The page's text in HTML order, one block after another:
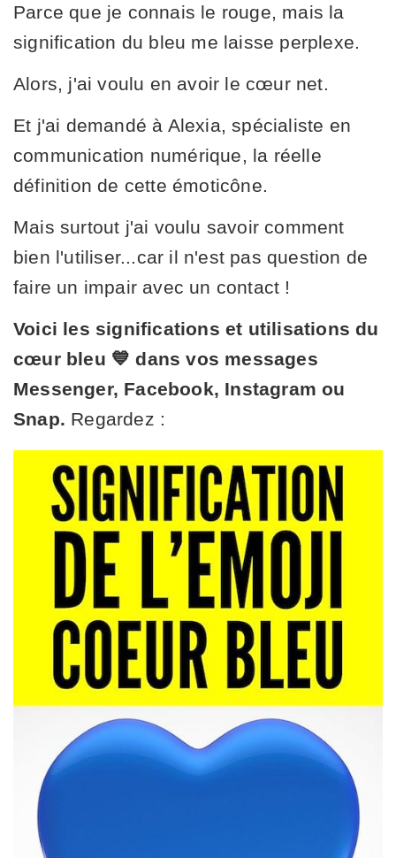
Parce que je connais le rouge, mais la
signification du bleu me laisse perplexe.
Alors, j'ai voulu en avoir le cœur net.
Et j'ai demandé à Alexia, spécialiste en
communication numérique, la réelle
définition de cette émoticône.
Mais surtout j'ai voulu savoir comment
bien l'utiliser...car il n'est pas question de
faire un impair avec un contact !
Voici les significations et utilisations du
cœur bleu 💙 dans vos messages
Messenger, Facebook, Instagram ou
Snap. Regardez :